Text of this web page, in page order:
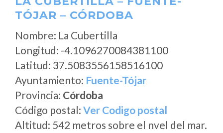
TÓJAR – CÓRDOBA
Nombre: La Cubertilla
Longitud: -4.1096270084381100
Latitud: 37.5083556158516100
Ayuntamiento: Fuente-Tójar
Provincia: Córdoba
Código postal: Ver Codigo postal
Altitud: 542 metros sobre el nvel del mar.